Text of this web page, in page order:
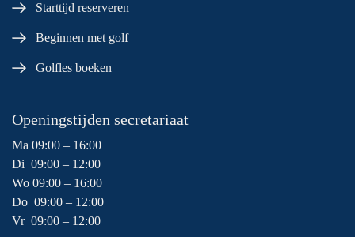
Starttijd reserveren
Beginnen met golf
Golfles boeken
Openingstijden secretariaat
Ma 09:00 – 16:00
Di 09:00 – 12:00
Wo 09:00 – 16:00
Do 09:00 – 12:00
Vr 09:00 – 12:00